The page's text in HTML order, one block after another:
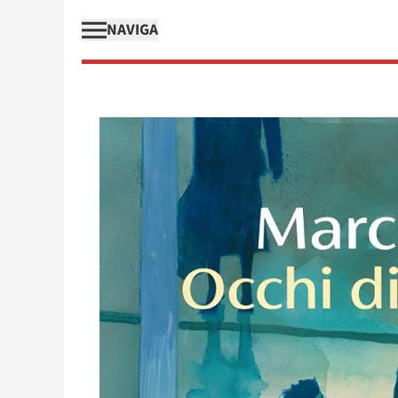
NAVIGA